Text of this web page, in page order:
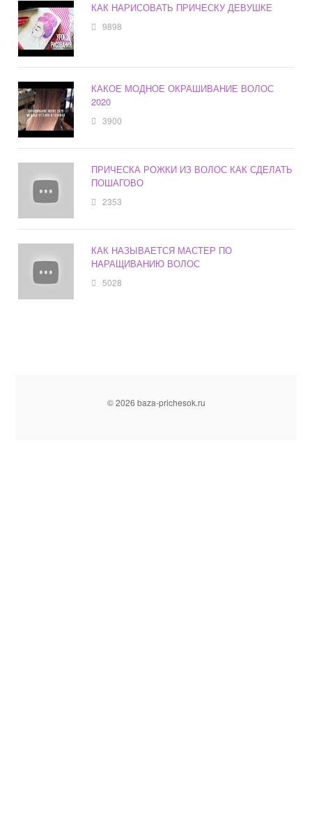
КАК НАРИСОВАТЬ ПРИЧЕСКУ ДЕВУШКЕ
9898
КАКОЕ МОДНОЕ ОКРАШИВАНИЕ ВОЛОС
2020
3900
ПРИЧЕСКА РОЖКИ ИЗ ВОЛОС КАК СДЕЛАТЬ
ПОШАГОВО
2353
КАК НАЗЫВАЕТСЯ МАСТЕР ПО
НАРАЩИВАНИЮ ВОЛОС
5028
© 2026 baza-prichesok.ru